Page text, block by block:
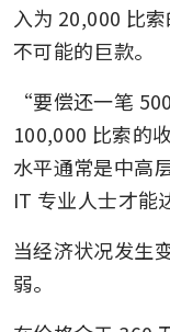
入为 20,000 比
不可能的巨款。
“要偿还一笔
100,000 比索的
水平通常是中高
IT 专业人士才能
当经济状况发生
弱。